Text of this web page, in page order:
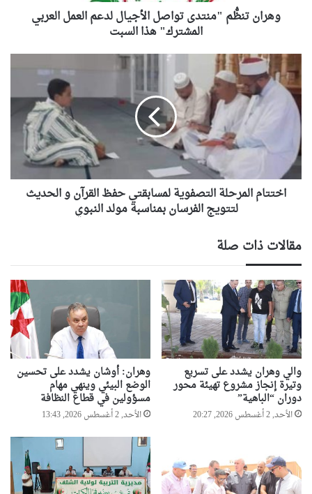
ت
د
ى
ت
و
ا
ص
ل
ا
ا
ل
ل
د
ع
م
ا
ل
ع
م
ل
ا
ب
ي
وهران تنظُّم "منتدى تواصل الأجيال لدعم العمل العربي
المشترك" هذا السبت
خ
ت
ت
ا
م
ا
ل
م
ا
ل
ت
ص
ف
و
ي
ة
ل
م
س
ا
ي
ح
اختتام المرحلة التصفوية لمسابقتي حفظ القرآن و الحديث
لتتويج الفرسان بمناسبة مولد النبوي
مقالات ذات صلة
والي وهران يشدد على تسريع
وتيرة إنجاز مشروع تهيئة محور
دوران “الباهية”
الأحد, 2 أغسطس 2026, 20:27
وهران: أوشان يشدد على تحسين
الوضع البيئي وينهي مهام
مسؤولين في قطاع النظافة
الأحد, 2 أغسطس 2026, 13:43